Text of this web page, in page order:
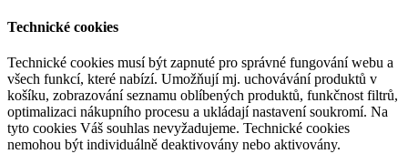
Technické cookies
Technické cookies musí být zapnuté pro správné fungování webu a
všech funkcí, které nabízí. Umožňují mj. uchovávání produktů v
košíku, zobrazování seznamu oblíbených produktů, funkčnost filtrů,
optimalizaci nákupního procesu a ukládají nastavení soukromí. Na
tyto cookies Váš souhlas nevyžadujeme. Technické cookies
nemohou být individuálně deaktivovány nebo aktivovány.